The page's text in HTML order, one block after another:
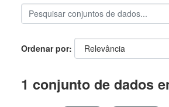
Ordenar por
1 conjunto de dados